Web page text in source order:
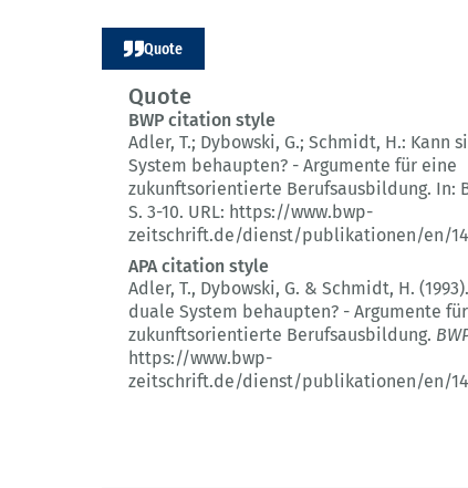
Quote
Quote
BWP citation style
Adler, T.; Dybowski, G.; Schmidt, H.: Kann
System behaupten? - Argumente für eine
zukunftsorientierte Berufsausbildung. In:
S. 3-10. URL: https://www.bwp-
zeitschrift.de/dienst/publikationen/en/
APA citation style
Adler, T., Dybowski, G. & Schmidt, H. (1993).
duale System behaupten? - Argumente
zukunftsorientierte Berufsausbildung.
https://www.bwp-
zeitschrift.de/dienst/publikationen/en/